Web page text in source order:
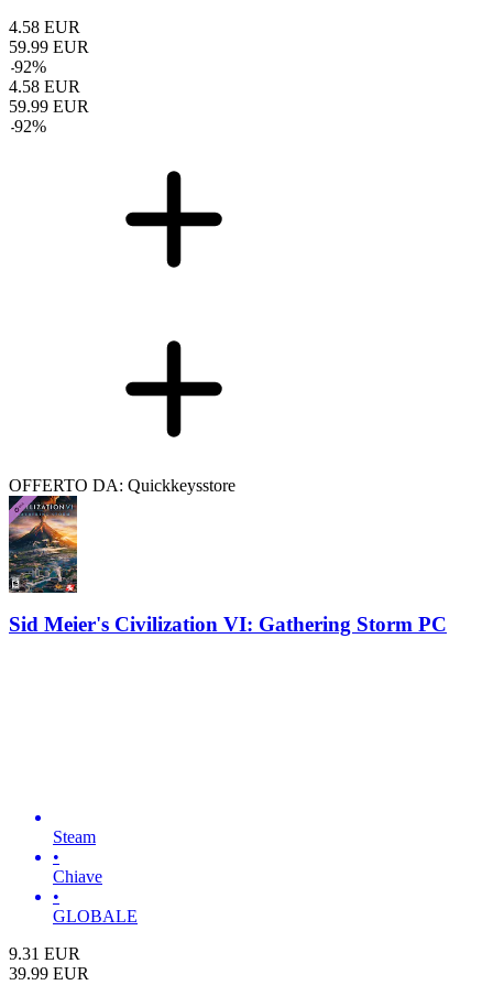
4.58 EUR
59.99 EUR
-92%
4.58 EUR
59.99 EUR
-92%
OFFERTO DA: Quickkeysstore
Sid Meier's Civilization VI: Gathering Storm PC
Steam
•
Chiave
•
GLOBALE
9.31 EUR
39.99 EUR